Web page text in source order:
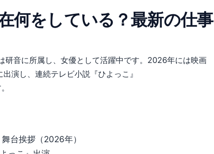
何をしている？最新の仕事
研音に所属し、女優として活躍中です。2026年には映画
演し、連続テレビ小説『ひよっこ』
台挨拶（2026年）